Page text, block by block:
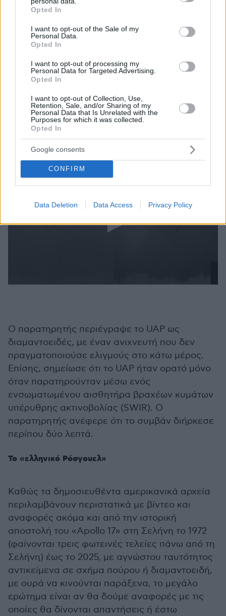
grant or deny consent to Google and its third-party tags to
use your data for below specified purposes in below Google
consent section.
Opted In
I want to opt-out of the Sale of my
Personal Data.
Opted In
I want to opt-out of processing my
Personal Data for Targeted Advertising.
Opted In
I want to opt-out of Collection, Use,
Retention, Sale, and/or Sharing of my
Personal Data that Is Unrelated with the
Purposes for which it was collected.
Opted In
Google consents
CONFIRM
Data Deletion Data Access Privacy Policy
Στα δημοσιευμένα αρχεία υπάρχει και μία
στην Ελλάδα, με ημερομηνία καταγραφής τον
Ιανουάριο του 2024. Σε αυτή χειριστής των
αμερικανικών ενόπλων δυνάμεων ανέφερε ότι
παρατήρησε ένα UAP, εκτιμώντας την ταχύτητά
του σε «περίπου 434 κόμβους (800 χιλιόμετρα/
ώρα)».
Δείτε βίντεο από τον Ιανουάριο του 2024:
7
seconds
Ο παρατηρητής περιέγραψε το UAP ως
διαμαντοειδές, με έναν ανιχνευτή που δεν
πραγματοποιούσε ελιγμούς στο κάτω μέρος.
Επίσης, σημείωσε ότι το UAP ήταν ορατό μόνο
όταν παρατηρούνταν μέσω ενός
ενσωματωμένου αισθητήρα βραχέων κυμάτων
υπέρυθρης ακτινοβολίας (SWIR). Ο
παρατηρητής ανέφερε ότι το συμβάν διήρκεσε
περίπου δύο λεπτά.
Το «ελληνικό Ρόσγουελ»
Καθώς τα δημοσιευθέντα αμερικανικά αρχεία
περιλαμβάνουν περιστατικά με βίντεο και
αναφορές ακόμα και από την ιστορική
αποστολή του «Apollo 17» στη Σελήνη το 1972
(φαίνονται τρεις φωτεινές τελείες πάνω από τη
Σελήνη) έως το 2025, με αγνώστου ταυτότητος
αντικείμενα σε σχήμα πούρου ή διαμαντοειδή,
με ουρά να κινούνται παράξενα, το μεγάλο
ερώτημα είναι αν θα δούμε αναφορές με τις
οποίες θα δίνονται απαντήσεις ή έστω